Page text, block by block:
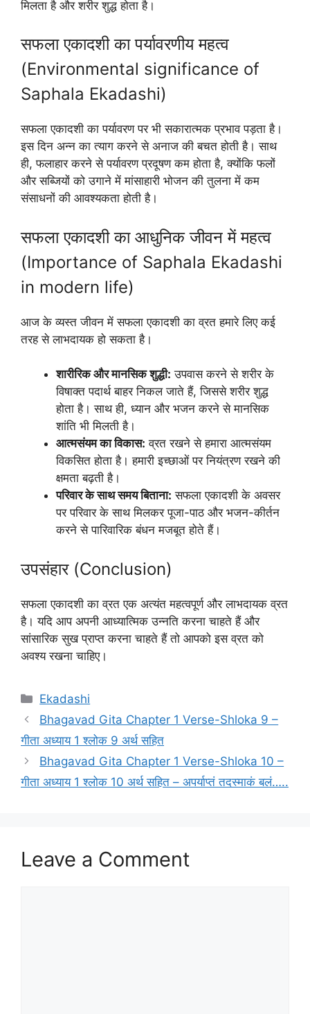
मिलता है और शरीर शुद्ध होता है।
सफला एकादशी का पर्यावरणीय महत्व
(Environmental significance of
Saphala Ekadashi)
सफला एकादशी का पर्यावरण पर भी सकारात्मक प्रभाव पड़ता है।
इस दिन अन्न का त्याग करने से अनाज की बचत होती है। साथ
ही, फलाहार करने से पर्यावरण प्रदूषण कम होता है, क्योंकि फलों
और सब्जियों को उगाने में मांसाहारी भोजन की तुलना में कम
संसाधनों की आवश्यकता होती है।
सफला एकादशी का आधुनिक जीवन में महत्व
(Importance of Saphala Ekadashi
in modern life)
आज के व्यस्त जीवन में सफला एकादशी का व्रत हमारे लिए कई
तरह से लाभदायक हो सकता है।
शारीरिक और मानसिक शुद्धी: उपवास करने से शरीर के
विषाक्त पदार्थ बाहर निकल जाते हैं, जिससे शरीर शुद्ध
होता है। साथ ही, ध्यान और भजन करने से मानसिक
शांति भी मिलती है।
आत्मसंयम का विकास: व्रत रखने से हमारा आत्मसंयम
विकसित होता है। हमारी इच्छाओं पर नियंत्रण रखने की
क्षमता बढ़ती है।
परिवार के साथ समय बिताना: सफला एकादशी के अवसर
पर परिवार के साथ मिलकर पूजा-पाठ और भजन-कीर्तन
करने से पारिवारिक बंधन मजबूत होते हैं।
उपसंहार (Conclusion)
सफला एकादशी का व्रत एक अत्यंत महत्वपूर्ण और लाभदायक व्रत
है। यदि आप अपनी आध्यात्मिक उन्नति करना चाहते हैं और
सांसारिक सुख प्राप्त करना चाहते हैं तो आपको इस व्रत को
अवश्य रखना चाहिए।
C
a
e
g
o
Ekadashi
Bhagavad Gita Chapter 1 Verse-Shloka 9 –
गीता अध्याय 1 श्लोक 9 अर्थ सहित
Bhagavad Gita Chapter 1 Verse-Shloka 10 –
गीता अध्याय 1 श्लोक 10 अर्थ सहित – अपर्याप्तं तदस्माकं बलं…..
Leave a Comment